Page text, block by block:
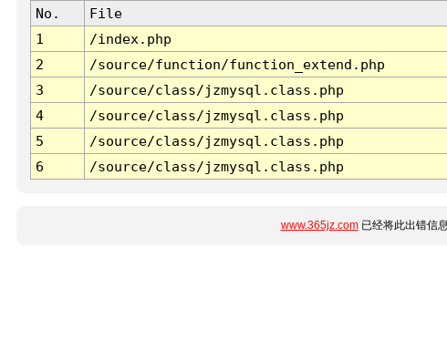
No. File
1
/index.php
2
/source/function/function_extend.php
3
/source/class/jzmysql.class.php
4
/source/class/jzmysql.class.php
5
/source/class/jzmysql.class.php
6
/source/class/jzmysql.class.php
www.365jz.com已经将此出错信